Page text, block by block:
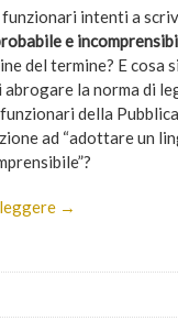
intenti a
e
del termine? E cosa
abrogare la norma di
della Pubblica
ad “adottare un
→